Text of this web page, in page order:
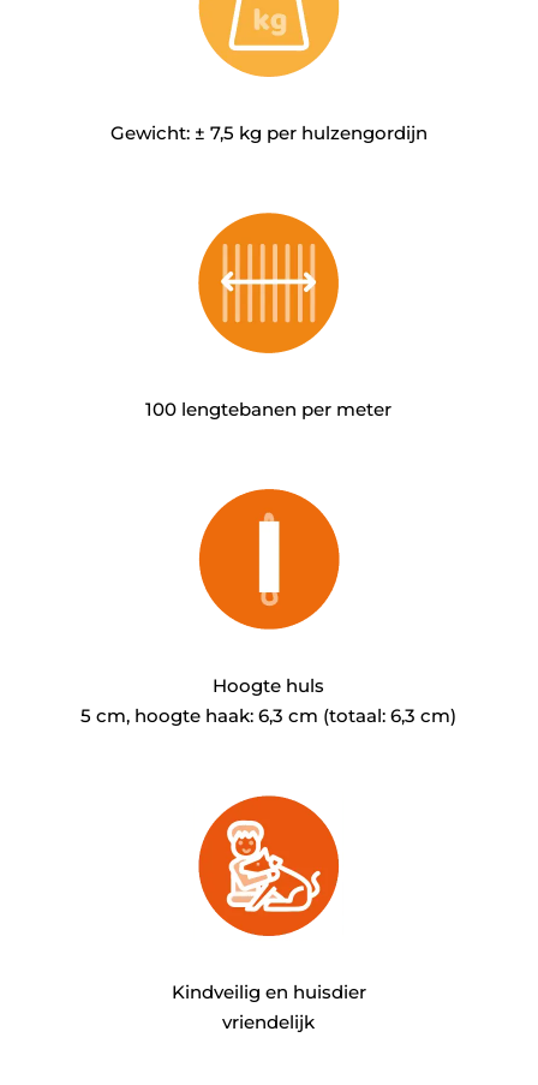
Gewicht: ± 7,5 kg per hulzengordijn
100 lengtebanen per meter
Hoogte huls
5 cm, hoogte haak: 6,3 cm (totaal: 6,3 cm)
Kindveilig en huisdier
vriendelijk